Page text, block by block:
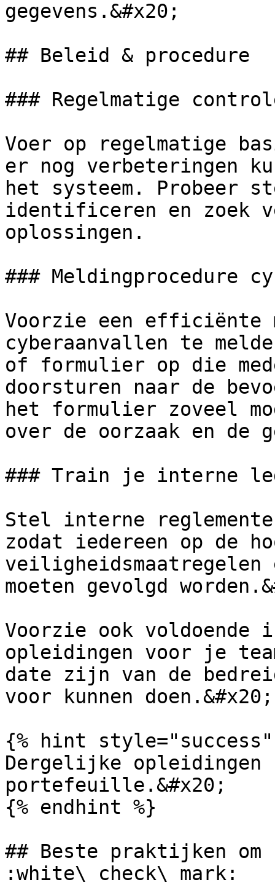
gegevens.&#x20;
## Beleid & procedure
### Regelmatige
Voer op regelmatige
er nog verbeteringen
het systeem. Probeer
identificeren en zoek
oplossingen.
### Meldingprocedure
Voorzie een efficiënte
cyberaanvallen te
of formulier op die
doorsturen naar de
het formulier zoveel
over de oorzaak en de
### Train je interne
Stel interne
zodat iedereen op de
moeten gevolgd
Voorzie ook voldoende
opleidingen voor je
date zijn van de
voor kunnen doen.&#x20;
{% hint style="success"
Dergelijke opleidingen
portefeuille.&#x20;
{% endhint %}
## Beste praktijken om
:white\_check\_mark: